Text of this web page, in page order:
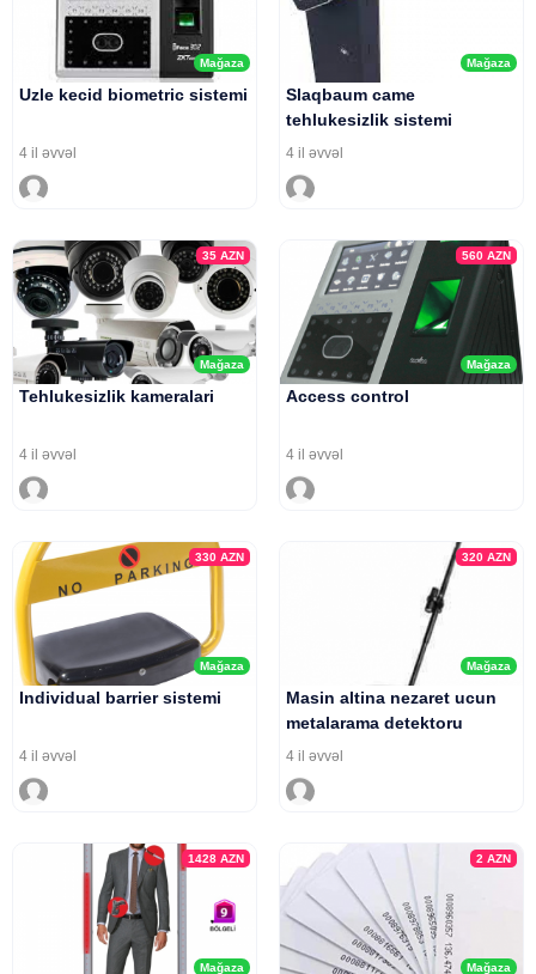
Mağaza
Uzle kecid biometric sistemi
4 il əvvəl
Mağaza
Slaqbaum came
tehlukesizlik sistemi
4 il əvvəl
Mağaza
35AZN
Tehlukesizlik kameralari
4 il əvvəl
Mağaza
560 AZN
Access control
4 il əvvəl
Mağaza
330AZN
Individual barrier sistemi
4 il əvvəl
Mağaza
320 AZN
Masin altina nezaret ucun
metalarama detektoru
4 il əvvəl
Mağaza
1428AZN
Mağaza
2 AZN